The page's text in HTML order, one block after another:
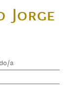
Jorge
a